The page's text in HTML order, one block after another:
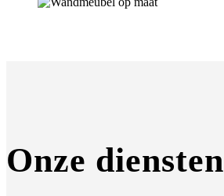
Onze diensten